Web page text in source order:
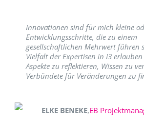
Innovationen sind für mich kleine
Entwicklungsschritte, die zu einem
gesellschaftlichen Mehrwert führen
Vielfalt der Expertisen in I3
Aspekte zu reflektieren, Wissen zu
Verbündete für Veränderungen zu
ELKE BENEKE,EB